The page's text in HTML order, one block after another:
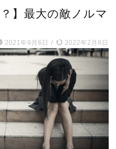
】最大の敵ノルマ
2021年9月6日 / 2022年2月6日